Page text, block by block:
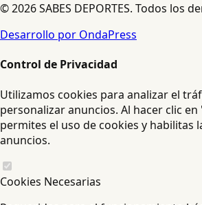
© 2026 SABES DEPORTES. Todos los
Desarrollo por OndaPress
Control de Privacidad
Utilizamos cookies para analizar el
personalizar anuncios. Al hacer clic
permites el uso de cookies y habilitas
anuncios.
Cookies Necesarias